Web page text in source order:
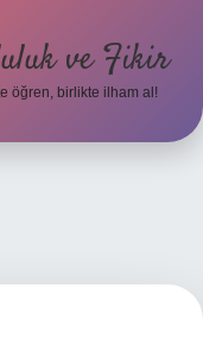
ve Fikir
öğren, birlikte ilham al!